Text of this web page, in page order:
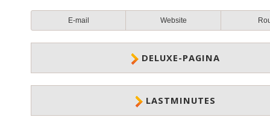
E-mail Website
DELUXE-PAGINA
LASTMINUTES